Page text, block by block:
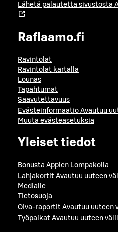
Lähetä palautetta sivustosta
Raflaamo.fi
Ravintolat
Ravintolat kartalla
Lounas
Tapahtumat
Saavutettavuus
Evästeinformaatio Avautuu
Muuta evästeasetuksia
Yleiset tiedot
Bonusta Applen Lompakolla
Lahjakortit Avautuu uuteen
Medialle
Tietosuoja
Oiva-raportit Avautuu uuteen
Työpaikat Avautuu uuteen